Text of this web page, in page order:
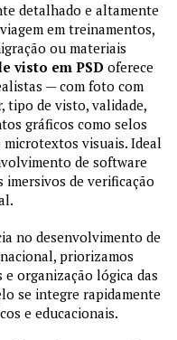
detalhado e altamente
em treinamentos,
ou materiais
visto em PSD oferece
— com foto com
tipo de visto, validade,
gráficos como selos
visuais. Ideal
de software
de verificação
no desenvolvimento de
priorizamos
organização lógica das
se integre rapidamente
e educacionais.